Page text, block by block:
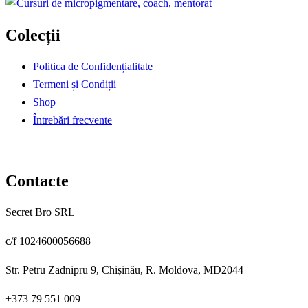
inițial
fost:
curent
Colecții
Politica de Confidențialitate
Termeni și Condiții
Shop
Întrebări frecvente
Contacte
Secret Bro SRL
c/f 1024600056688
Str. Petru Zadnipru 9, Chișinău, R. Moldova, MD2044
+373 79 551 009